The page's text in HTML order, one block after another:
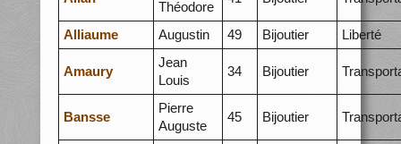
Théodore
Alliaume Augustin 49 Bijoutier Liberté
Amaury
Jean
Louis
34 Bijoutier
Bansse
Pierre
Auguste
45 Bijoutier